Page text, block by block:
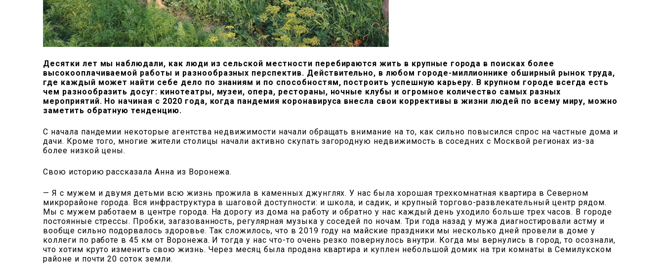
Десятки лет мы наблюдали, как люди из сельской местности перебираются жить в крупные города в поисках более
высокооплачиваемой работы и разнообразных перспектив. Действительно, в любом городе-миллионнике обширный рынок труда,
где каждый может найти себе дело по знаниям и по способностям, построить успешную карьеру. В крупном городе всегда есть
чем разнообразить досуг: кинотеатры, музеи, опера, рестораны, ночные клубы и огромное количество самых разных
мероприятий. Но начиная с 2020 года, когда пандемия коронавируса внесла свои коррективы в жизни людей по всему миру, можно
заметить обратную тенденцию.
С начала пандемии некоторые агентства недвижимости начали обращать внимание на то, как сильно повысился спрос на частные дома и
дачи. Кроме того, многие жители столицы начали активно скупать загородную недвижимость в соседних с Москвой регионах из-за
более низкой цены.
Свою историю рассказала Анна из Воронежа.
— Я с мужем и двумя детьми всю жизнь прожила в каменных джунглях. У нас была хорошая трехкомнатная квартира в Северном
микрорайоне города. Вся инфраструктура в шаговой доступности: и школа, и садик, и крупный торгово-развлекательный центр рядом.
Мы с мужем работаем в центре города. На дорогу из дома на работу и обратно у нас каждый день уходило больше трех часов. В городе
постоянные стрессы. Пробки, загазованность, регулярная музыка у соседей по ночам. Три года назад у мужа диагностировали астму и
вообще сильно подорвалось здоровье. Так сложилось, что в 2019 году на майские праздники мы несколько дней провели в доме у
коллеги по работе в 45 км от Воронежа. И тогда у нас что-то очень резко повернулось внутри. Когда мы вернулись в город, то осознали,
что хотим круто изменить свою жизнь. Через месяц была продана квартира и куплен небольшой домик на три комнаты в Семилукском
районе и почти 20 соток земли.